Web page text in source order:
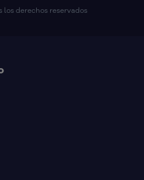
los derechos reservados